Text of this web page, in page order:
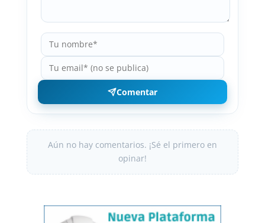
Comentar
Aún no hay comentarios. ¡Sé el primero en
opinar!